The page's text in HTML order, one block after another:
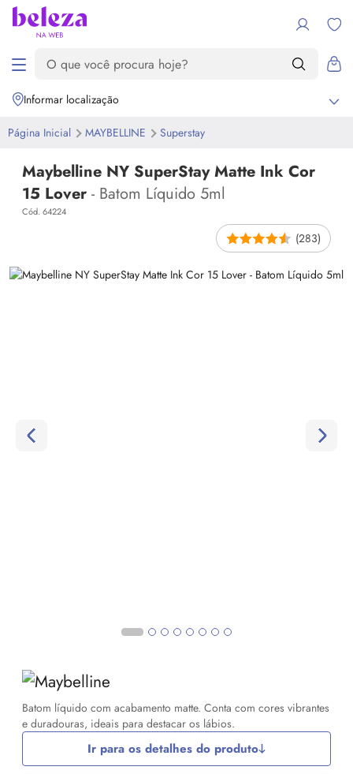
Informar localização
Página Inicial MAYBELLINE Superstay
Maybelline NY SuperStay Matte Ink Cor
15 Lover - Batom Líquido 5ml
Cód. 64224
(283)
Batom líquido com acabamento matte. Conta com cores vibrantes
e duradouras, ideais para destacar os lábios.
Ir para os detalhes do produto